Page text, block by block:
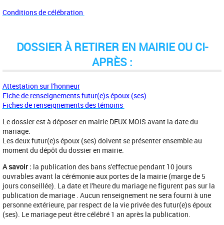
Conditions de célébration
DOSSIER À RETIRER EN MAIRIE OU CI-
APRÈS :
Attestation sur l'honneur
Fiche de renseignements futur(e)s époux (ses)
Fiches de renseignements des témoins
Le dossier est à déposer en mairie DEUX MOIS avant la date du
mariage.
Les deux futur(e)s époux (ses) doivent se présenter ensemble au
moment du dépôt du dossier en mairie.
A savoir : la publication des bans s'effectue pendant 10 jours
ouvrables avant la cérémonie aux portes de la mairie (marge de 5
jours conseillée). La date et l'heure du mariage ne figurent pas sur la
publication de mariage . Aucun renseignement ne sera fourni à une
personne extérieure, par respect de la vie privée des futur(e)s époux
(ses). Le mariage peut être célébré 1 an après la publication.